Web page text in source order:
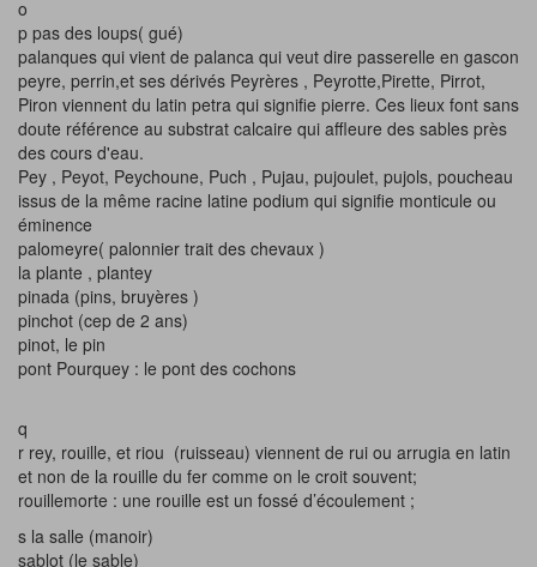
o
p pas des loups( gué)
palanques qui vient de palanca qui veut dire passerelle en gascon
peyre, perrin,et ses dérivés Peyrères , Peyrotte,Pirette, Pirrot,
Piron viennent du latin petra qui signifie pierre. Ces lieux font sans
doute référence au substrat calcaire qui affleure des sables près
des cours d'eau.
Pey , Peyot, Peychoune, Puch , Pujau, pujoulet, pujols, poucheau
issus de la même racine latine podium qui signifie monticule ou
éminence
palomeyre( palonnier trait des chevaux )
la plante , plantey
pinada (pins, bruyères )
pinchot (cep de 2 ans)
pinot, le pin
pont Pourquey : le pont des cochons
q
r rey, rouille, et riou (ruisseau) viennent de rui ou arrugia en latin
et non de la rouille du fer comme on le croit souvent;
rouillemorte : une rouille est un fossé d’écoulement ;
s la salle (manoir)
sablot (le sable)